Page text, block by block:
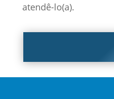
atendê-lo(a).